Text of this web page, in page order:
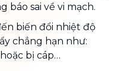
báo sai về vi mạch.
biến đổi nhiệt độ
chẳng hạn như:
bị cáp…